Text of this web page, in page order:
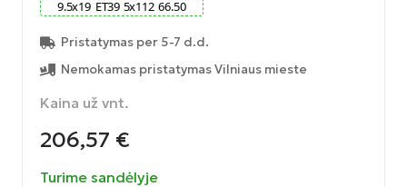
9.5x19 ET39 5x112 66.50
Pristatymas per 5-7 d.d.
Nemokamas pristatymas Vilniaus mieste
Kaina už vnt.
206,57 €
Turime sandėlyje